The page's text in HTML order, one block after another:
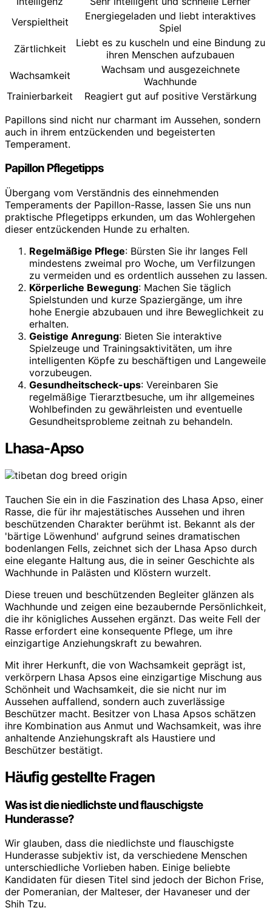
Verspieltheit
Energiegeladen und liebt interaktives
Spiel
Zärtlichkeit
Liebt es zu kuscheln und eine Bindung zu
ihren Menschen aufzubauen
Wachsamkeit
Wachsam und ausgezeichnete
Wachhunde
Trainierbarkeit
Reagiert gut auf positive Verstärkung
Papillons sind nicht nur charmant im Aussehen, sondern
auch in ihrem entzückenden und begeisterten
Temperament.
Papillon Pflegetipps
Übergang vom Verständnis des einnehmenden
Temperaments der Papillon-Rasse, lassen Sie uns nun
praktische Pflegetipps erkunden, um das Wohlergehen
dieser entzückenden Hunde zu erhalten.
Regelmäßige Pflege: Bürsten Sie ihr langes Fell
mindestens zweimal pro Woche, um Verfilzungen
zu vermeiden und es ordentlich aussehen zu lassen.
Körperliche Bewegung: Machen Sie täglich
Spielstunden und kurze Spaziergänge, um ihre
hohe Energie abzubauen und ihre Beweglichkeit zu
erhalten.
Geistige Anregung: Bieten Sie interaktive
Spielzeuge und Trainingsaktivitäten, um ihre
intelligenten Köpfe zu beschäftigen und Langeweile
vorzubeugen.
Gesundheitscheck-ups: Vereinbaren Sie
regelmäßige Tierarztbesuche, um ihr allgemeines
Wohlbefinden zu gewährleisten und eventuelle
Gesundheitsprobleme zeitnah zu behandeln.
Lhasa-Apso
Tauchen Sie ein in die Faszination des Lhasa Apso, einer
Rasse, die für ihr majestätisches Aussehen und ihren
beschützenden Charakter berühmt ist. Bekannt als der
'bärtige Löwenhund' aufgrund seines dramatischen
bodenlangen Fells, zeichnet sich der Lhasa Apso durch
eine elegante Haltung aus, die in seiner Geschichte als
Wachhunde in Palästen und Klöstern wurzelt.
Diese treuen und beschützenden Begleiter glänzen als
Wachhunde und zeigen eine bezaubernde Persönlichkeit,
die ihr königliches Aussehen ergänzt. Das weite Fell der
Rasse erfordert eine konsequente Pflege, um ihre
einzigartige Anziehungskraft zu bewahren.
Mit ihrer Herkunft, die von Wachsamkeit geprägt ist,
verkörpern Lhasa Apsos eine einzigartige Mischung aus
Schönheit und Wachsamkeit, die sie nicht nur im
Aussehen auffallend, sondern auch zuverlässige
Beschützer macht. Besitzer von Lhasa Apsos schätzen
ihre Kombination aus Anmut und Wachsamkeit, was ihre
anhaltende Anziehungskraft als Haustiere und
Beschützer bestätigt.
Häufig gestellte Fragen
Was ist die niedlichste und flauschigste
Hunderasse?
Wir glauben, dass die niedlichste und flauschigste
Hunderasse subjektiv ist, da verschiedene Menschen
unterschiedliche Vorlieben haben. Einige beliebte
Kandidaten für diesen Titel sind jedoch der Bichon Frise,
der Pomeranian, der Malteser, der Havaneser und der
Shih Tzu.